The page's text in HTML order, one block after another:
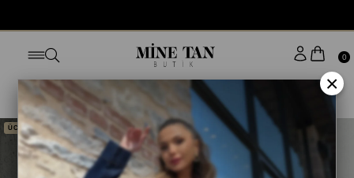
0
Anasayfa ALT GİYİM
ÜCRETSİZ KARGO
×